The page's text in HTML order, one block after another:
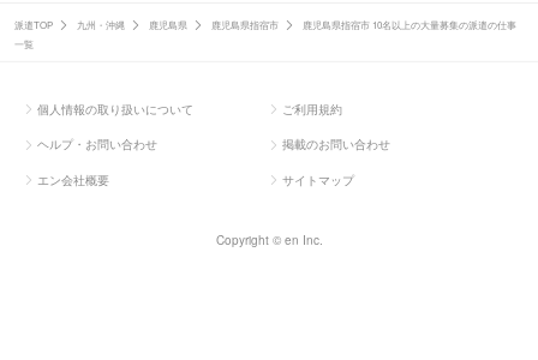
派遣TOP 九州・沖縄 鹿児島県 鹿児島県指宿市
鹿児島県指宿市 10名以上の大量募集の派遣の仕事
一覧
個人情報の取り扱いについて ご利用規約
ヘルプ・お問い合わせ 掲載のお問い合わせ
エン会社概要 サイトマップ
Copyright © en Inc.